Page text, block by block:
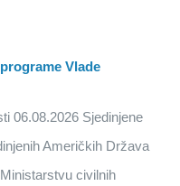
Vlade
06.08.2026 Sjedinjene
Američkih Država
civilnih